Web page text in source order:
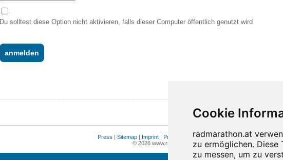
Du solltest diese Option nicht aktivieren, falls dieser Computer öffentlich genutzt wird
Press | Sitemap| Imprint| Privacy
Cookie Einstellungen
© 2026 www.radmarathon.at